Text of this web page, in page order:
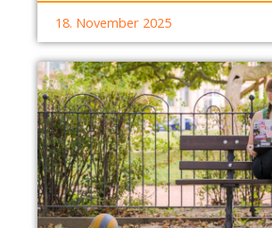
18. November 2025